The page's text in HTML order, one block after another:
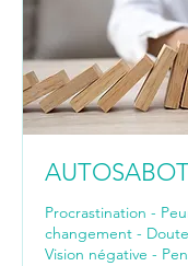
Procrastination -
changement -
Vision négative -